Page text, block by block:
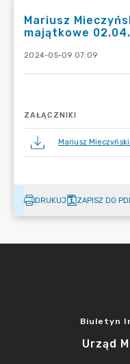
Mariusz
majątkowe
2024-05-09 07:09
ZAŁĄCZNIKI
Mariusz
DRUKUJ ZAPISZ DO
Biuletyn
Urząd